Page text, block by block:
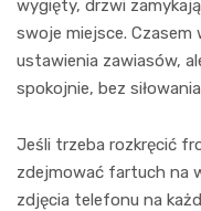
wygięty, drzwi
swoje miejsce.
ustawienia zawiasów,
spokojnie, bez
Jeśli trzeba rozkręcić
zdejmować fartuch na
zdjęcia telefonu na